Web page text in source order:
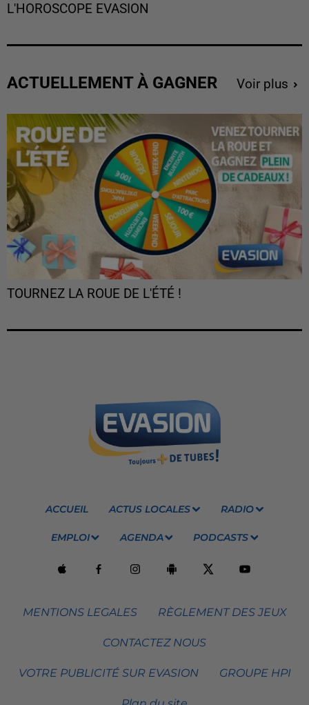
L'HOROSCOPE EVASION
ACTUELLEMENT À GAGNER Voir plus
TOURNEZ LA ROUE DE L'ÉTÉ !
ACCUEIL ACTUS LOCALES RADIO
EMPLOI AGENDA PODCASTS
MENTIONS LEGALES RÈGLEMENT DES JEUX
CONTACTEZ NOUS
VOTRE PUBLICITÉ SUR EVASION GROUPE HPI